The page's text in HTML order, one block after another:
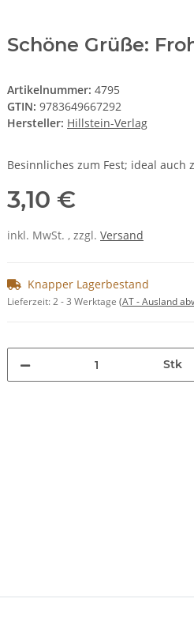
Schöne Grüße:
Artikelnummer: 4795
GTIN: 9783649667292
Hersteller: Hillstein-Verlag
Besinnliches zum Fest; ideal auch
3,10 €
inkl. MwSt. , zzgl. Versand
Knapper Lagerbestand
Lieferzeit:2 - 3 Werktage (AT - Ausland
Stk